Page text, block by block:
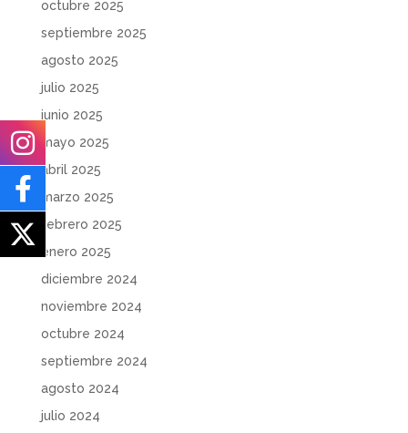
octubre 2025
septiembre 2025
agosto 2025
julio 2025
junio 2025
mayo 2025
abril 2025
marzo 2025
febrero 2025
enero 2025
diciembre 2024
noviembre 2024
octubre 2024
septiembre 2024
agosto 2024
julio 2024